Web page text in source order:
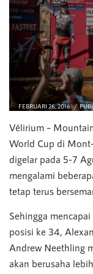
FEBRUARI 26, 2016
Vélirium –
World Cup di
digelar pada 5-7
mengalami
tetap terus
Sehingga
posisi ke 34,
Andrew Neethling
akan berusaha